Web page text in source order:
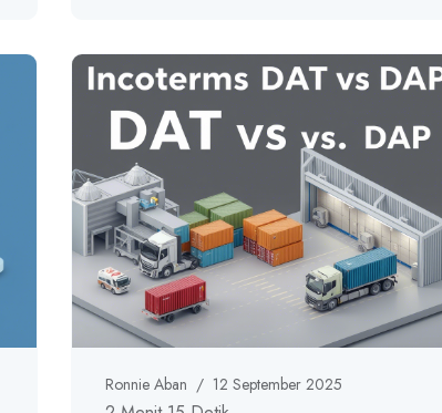
Ronnie Aban / 12 September 2025